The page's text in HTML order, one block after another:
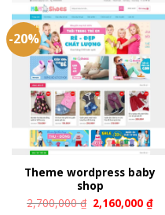
-20%
Theme wordpress baby
shop
2,700,000₫ 2,160,000₫